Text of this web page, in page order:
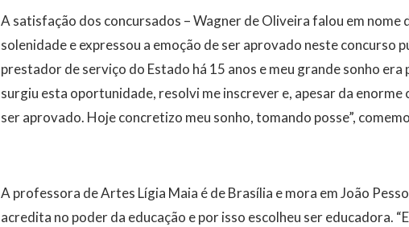
A satisfação dos concursados – Wagner de Oliveira falou em
solenidade e expressou a emoção de ser aprovado neste concurso
prestador de serviço do Estado há 15 anos e meu grande sonho era
surgiu esta oportunidade, resolvi me inscrever e, apesar da
ser aprovado. Hoje concretizo meu sonho, tomando posse”,
A professora de Artes Lígia Maia é de Brasília e mora em João
acredita no poder da educação e por isso escolheu ser educadora.